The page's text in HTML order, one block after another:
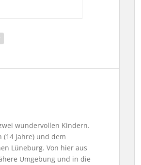
wundervollen Kindern.
Jahre) und dem
Lüneburg. Von hier aus
Umgebung und in die